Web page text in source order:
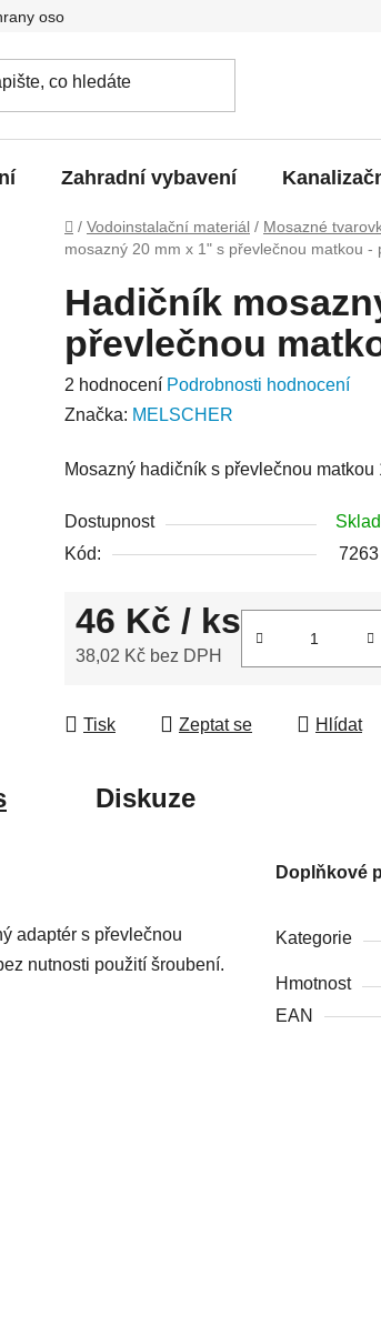
osobních údajů
Zahradní vybavení
Domů
/ Vodoinstalační materiál / Mosazné
mosazný 20 mm x 1" s převlečnou matkou -
Hadičník
převlečnou
Průměrné
hodnocení
je
z
5
2 hodnocení Podrobnosti hodnocení
Značka: MELSCHER
Mosazný hadičník s převlečnou matkou
Dostupnost
Kód:
7263
46 Kč / ks
38,02 Kč bez DPH
Tisk Zeptat se Hlídat
Diskuze
adaptér s převlečnou
nutnosti použití šroubení.
Doplňkové
Kategorie
Hmotnost
EAN